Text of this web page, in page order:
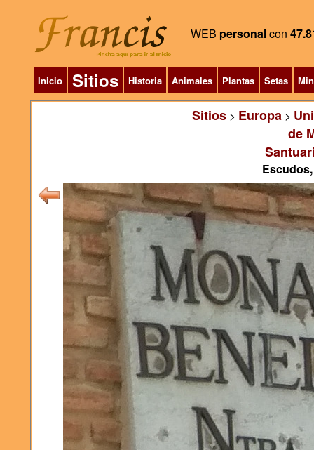
WEB personalcon
Inicio Sitios Historia Animales Plantas Setas
Sitios > Europa >
de